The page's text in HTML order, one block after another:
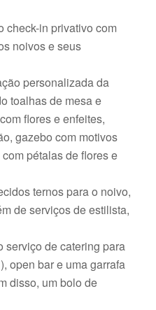
check-in privativo com
noivos e seus
personalizada da
toalhas de mesa e
flores e enfeites,
gazebo com motivos
pétalas de flores e
ternos para o noivo,
de serviços de estilista,
serviço de catering para
open bar e uma garrafa
disso, um bolo de